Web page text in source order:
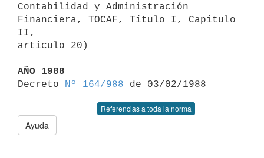
Contabilidad y Administración
Financiera, TOCAF, Título I, Capítulo
II,
artículo 20)
AÑO 1988
Decreto
Nº 164/988
Referencias a toda la norma
Ayuda